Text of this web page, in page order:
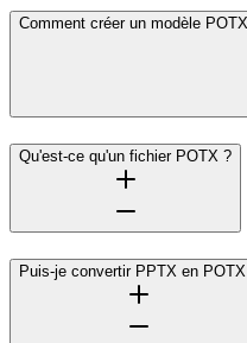
Comment créer un modèle
Qu'est-ce qu'un fichier POTX ?
Puis-je convertir PPTX en